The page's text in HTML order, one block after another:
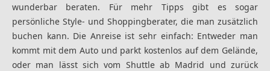
wunderbar beraten. Für mehr Tipps gibt es sogar
persönliche Style- und Shoppingberater, die man zusätzlich
buchen kann. Die Anreise ist sehr einfach: Entweder man
kommt mit dem Auto und parkt kostenlos auf dem Gelände,
oder man lässt sich vom Shuttle ab Madrid und zurück